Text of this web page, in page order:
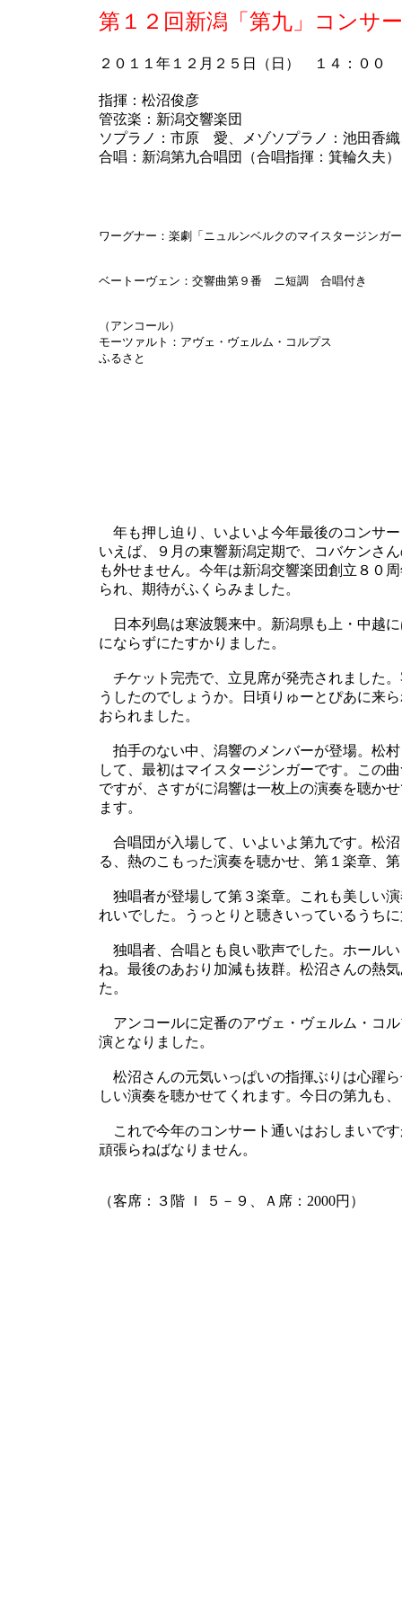
第１２回新潟「第九」コン
２０１１年１２月２５日（日） １４：０
指揮：松沼俊彦
管弦楽：新潟交響楽団
ソプラノ：市原 愛、メゾソプラノ：池田香
合唱：新潟第九合唱団（合唱指揮：箕輪久夫）
ワーグナー：楽劇「ニュルンベルクのマイスタージンガ
ベートーヴェン：交響曲第９番 ニ短調 合唱付き
（アンコール）
モーツァルト：アヴェ・ヴェルム・コルプス
ふるさと
年も押し迫り、いよいよ今年最後のコンサ
いえば、９月の東響新潟定期で、コバケンさ
も外せません。今年は新潟交響楽団創立８０
られ、期待がふくらみました。
日本列島は寒波襲来中。新潟県も上・中越
にならずにたすかりました。
チケット完売で、立見席が発売されました
うしたのでしょうか。日頃りゅーとぴあに来
おられました。
拍手のない中、潟響のメンバーが登場。松
して、最初はマイスタージンガーです。この
ですが、さすがに潟響は一枚上の演奏を聴か
ます。
合唱団が入場して、いよいよ第九です。松
る、熱のこもった演奏を聴かせ、第１楽章、
独唱者が登場して第３楽章。これも美しい
れいでした。うっとりと聴きいっているうち
独唱者、合唱とも良い歌声でした。ホール
ね。最後のあおり加減も抜群。松沼さんの熱
た。
アンコールに定番のアヴェ・ヴェルム・コ
演となりました。
松沼さんの元気いっぱいの指揮ぶりは心躍
しい演奏を聴かせてくれます。今日の第九も
これで今年のコンサート通いはおしまいで
頑張らねばなりません。
（客席：３階 Ｉ ５－９、Ａ席：2000円）